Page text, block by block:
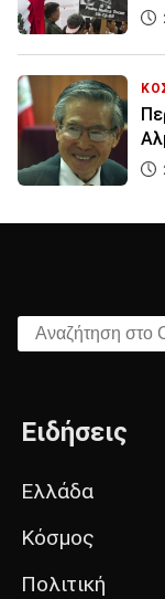
Αναζήτηση στο
Ειδήσεις
Ελλάδα
Κόσμος
Πολιτική